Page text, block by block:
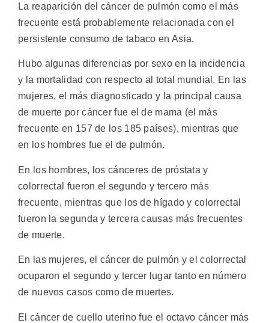
La reaparición del cáncer de pulmón como el más
frecuente está probablemente relacionada con el
persistente consumo de tabaco en Asia.
Hubo algunas diferencias por sexo en la incidencia
y la mortalidad con respecto al total mundial. En las
mujeres, el más diagnosticado y la principal causa
de muerte por cáncer fue el de mama (el más
frecuente en 157 de los 185 países), mientras que
en los hombres fue el de pulmón.
En los hombres, los cánceres de próstata y
colorrectal fueron el segundo y tercero más
frecuente, mientras que los de hígado y colorrectal
fueron la segunda y tercera causas más frecuentes
de muerte.
En las mujeres, el cáncer de pulmón y el colorrectal
ocuparon el segundo y tercer lugar tanto en número
de nuevos casos como de muertes.
El cáncer de cuello uterino fue el octavo cáncer más